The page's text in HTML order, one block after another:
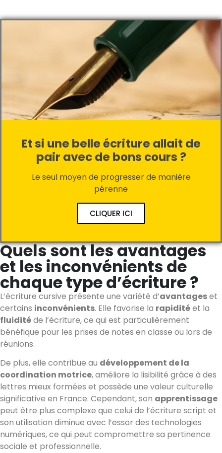
Et si une belle écriture allait de
pair avec de bons cours ?
Le seul moyen de progresser de manière
pérenne
CLIQUER ICI
Quels sont les avantages
et les inconvénients de
chaque type d’écriture ?
L’écriture cursive présente une variété d’avantageset
certains inconvénients. Elle favorise la rapiditéet la
fluiditéde l’écriture, ce qui est particulièrement
bénéfique pour les prises de notes en classe ou lors de
réunions.
De plus, elle contribue au développement de la
coordination motrice, améliore la lisibilité grâce à des
lettres mieux formées et possède une valeur culturelle
significative en France. Cependant, son apprentissage
peut être plus complexe que celui de l’écriture script et
son utilisation diminue avec l’essor des technologies
numériques, ce qui peut compromettre sa pertinence
sociale et professionnelle.